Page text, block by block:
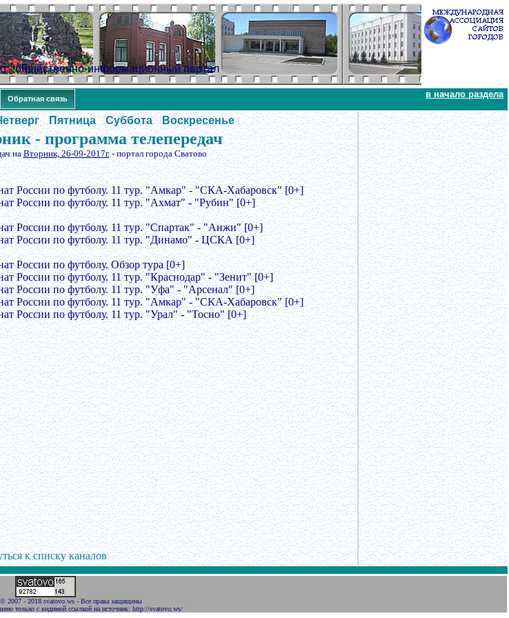
- общественно-информационный портал
Обратная связь в начало раздела
Пятница Суббота Воскресенье
- программа телепередач
наВторник, 26-09-2017г.- портал города Сватово
России по футболу. 11 тур. "Амкар" - "СКА-Хабаровск" [0+]
России по футболу. 11 тур. "Ахмат" - "Рубин" [0+]
России по футболу. 11 тур. "Спартак" - "Анжи" [0+]
России по футболу. 11 тур. "Динамо" - ЦСКА [0+]
России по футболу. Обзор тура [0+]
по футболу. 11 тур. "Краснодар" - "Зенит" [0+]
России по футболу. 11 тур. "Уфа" - "Арсенал" [0+]
России по футболу. 11 тур. "Амкар" - "СКА-Хабаровск" [0+]
России по футболу. 11 тур. "Урал" - "Тосно" [0+]
к списку каналов
©2007 - 2018 svatovo.ws - Все права защищены
только с видимой ссылкой на источник: http://svatovo.ws/